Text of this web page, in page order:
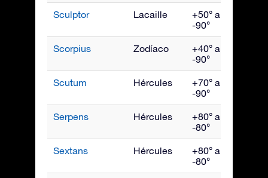
Sculptor Lacaille
+50° a
-90°
Scorpius Zodíaco
+40° a
-90°
Scutum Hércules
+70° a
-90°
Serpens Hércules
+80° a
-80°
Sextans Hércules
+80° a
-80°